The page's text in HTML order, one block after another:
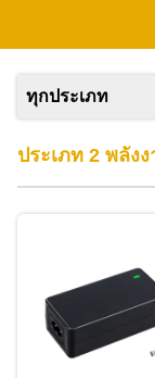
ทุกประเภท
ประเภท 2 พลัง